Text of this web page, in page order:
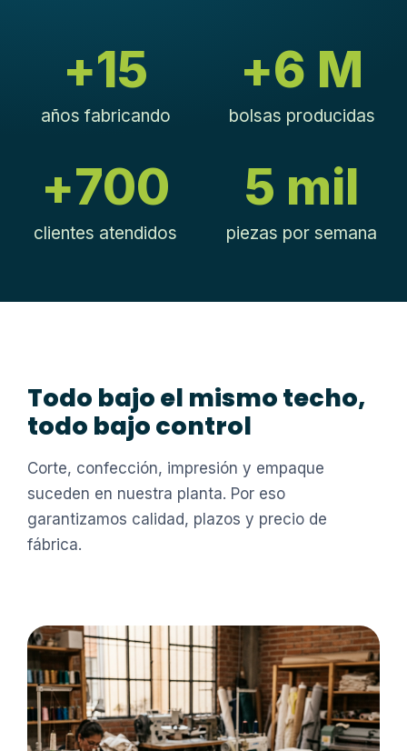
años fabricando
+15
bolsas producidas
+6 M
clientes atendidos
+700
piezas por semana
5 mil
Todo bajo el mismo techo,
todo bajo control
Corte, confección, impresión y empaque
suceden en nuestra planta. Por eso
garantizamos calidad, plazos y precio de
fábrica.